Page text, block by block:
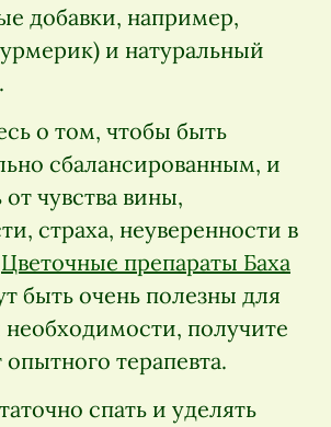
добавки, например,
и натуральный
о том, чтобы быть
сбалансированным, и
от чувства вины,
страха, неуверенности в
Цветочные препараты Баха
быть очень полезны для
необходимости, получите
терапевта.
спать и уделять